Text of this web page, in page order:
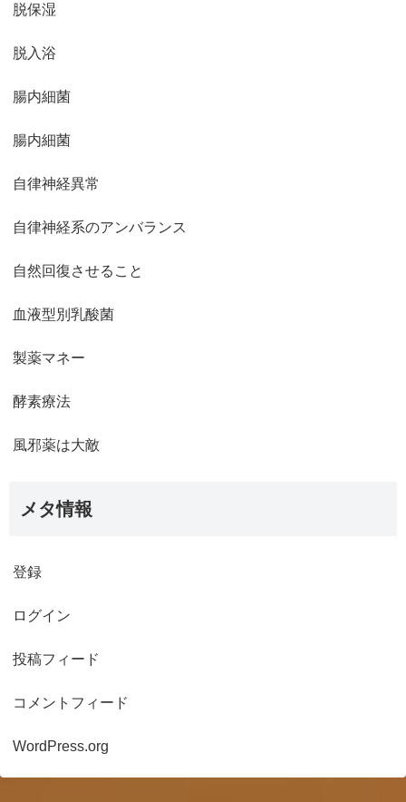
脱保湿
脱入浴
腸内細菌
腸内細菌
自律神経異常
自律神経系のアンバランス
自然回復させること
血液型別乳酸菌
製薬マネー
酵素療法
風邪薬は大敵
メタ情報
登録
ログイン
投稿フィード
コメントフィード
WordPress.org